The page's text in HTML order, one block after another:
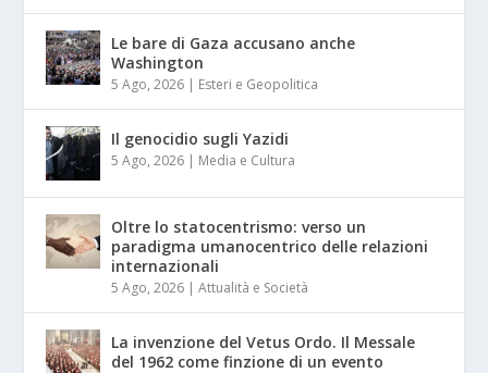
Le bare di Gaza accusano anche
Washington
5 Ago, 2026 | Esteri e Geopolitica
Il genocidio sugli Yazidi
5 Ago, 2026 | Media e Cultura
Oltre lo statocentrismo: verso un
paradigma umanocentrico delle relazioni
internazionali
5 Ago, 2026 |Attualità e Società
La invenzione del Vetus Ordo. Il Messale
del 1962 come finzione di un evento